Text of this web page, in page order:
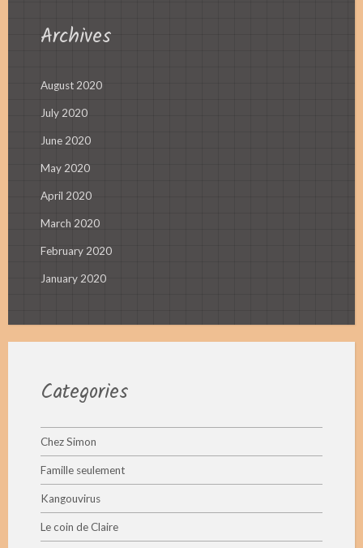
Archives
August 2020
July 2020
June 2020
May 2020
April 2020
March 2020
February 2020
January 2020
Categories
Chez Simon
Famille seulement
Kangouvirus
Le coin de Claire